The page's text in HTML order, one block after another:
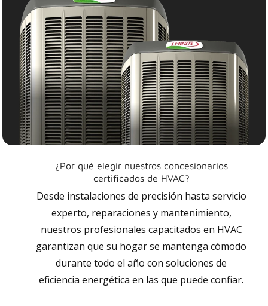
¿Por qué elegir nuestros concesionarios
certificados de HVAC?
Desde instalaciones de precisión hasta servicio
experto, reparaciones y mantenimiento,
nuestros profesionales capacitados en HVAC
garantizan que su hogar se mantenga cómodo
durante todo el año con soluciones de
eficiencia energética en las que puede confiar.